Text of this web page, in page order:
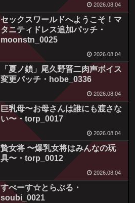
2026.08.04
セックスワールドへようこそ！マ
タニティドレス追加パッチ・
moonstn_0025
2026.08.04
「夏ノ鎖」尾久野晋二肉声ボイス
変更パッチ・hobe_0336
2026.08.04
巨乳母〜お母さんは誰にも渡さな
い〜・torp_0017
2026.08.04
贄女将 〜爆乳女将はみんなの玩
具〜・torp_0012
2026.08.04
すぺーす☆とらぶる・
soubi_0021